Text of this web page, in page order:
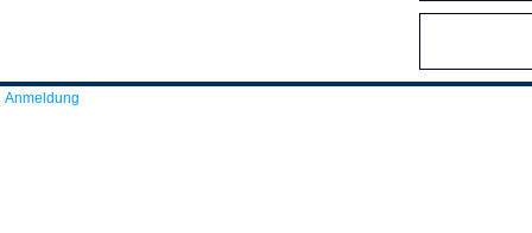
Anmeldung